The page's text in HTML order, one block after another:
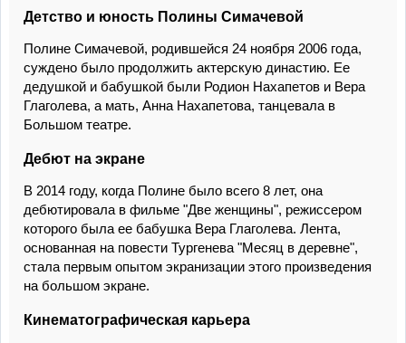
Детство и юность Полины Симачевой
Полине Симачевой, родившейся 24 ноября 2006 года,
суждено было продолжить актерскую династию. Ее
дедушкой и бабушкой были Родион Нахапетов и Вера
Глаголева, а мать, Анна Нахапетова, танцевала в
Большом театре.
Дебют на экране
В 2014 году, когда Полине было всего 8 лет, она
дебютировала в фильме "Две женщины", режиссером
которого была ее бабушка Вера Глаголева. Лента,
основанная на повести Тургенева "Месяц в деревне",
стала первым опытом экранизации этого произведения
на большом экране.
Кинематографическая карьера